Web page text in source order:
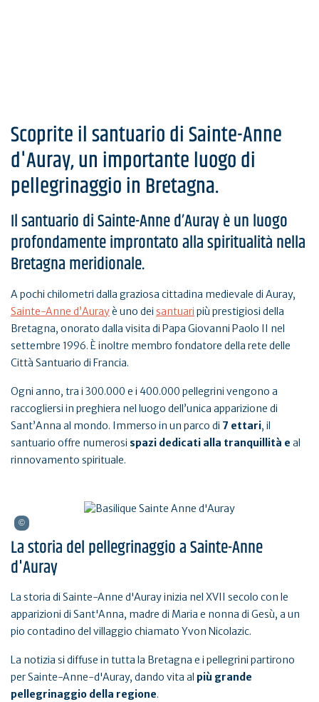
Scoprite il santuario di Sainte-Anne
d'Auray, un importante luogo di
pellegrinaggio in Bretagna.
Il santuario di Sainte-Anne d’Auray è un luogo
profondamente improntato alla spiritualità nella
Bretagna meridionale.
A pochi chilometri dalla graziosa cittadina medievale di Auray,
Sainte-Anne d’Aurayè uno dei santuari più prestigiosi della
Bretagna, onorato dalla visita di Papa Giovanni Paolo II nel
settembre 1996. È inoltre membro fondatore della rete delle
Città Santuario di Francia.
Ogni anno, tra i 300.000 e i 400.000 pellegrini vengono a
raccogliersi in preghiera nel luogo dell’unica apparizione di
Sant’Anna al mondo. Immerso in un parco di 7 ettari, il
santuario offre numerosi spazi dedicati alla tranquillità e al
rinnovamento spirituale.
La storia del pellegrinaggio a Sainte-Anne
d'Auray
La storia di Sainte-Anne d'Auray inizia nel XVII secolo con le
apparizioni di Sant'Anna, madre di Maria e nonna di Gesù, a un
pio contadino del villaggio chiamato Yvon Nicolazic.
La notizia si diffuse in tutta la Bretagna e i pellegrini partirono
per Sainte-Anne-d'Auray, dando vita al più grande
pellegrinaggio della regione.